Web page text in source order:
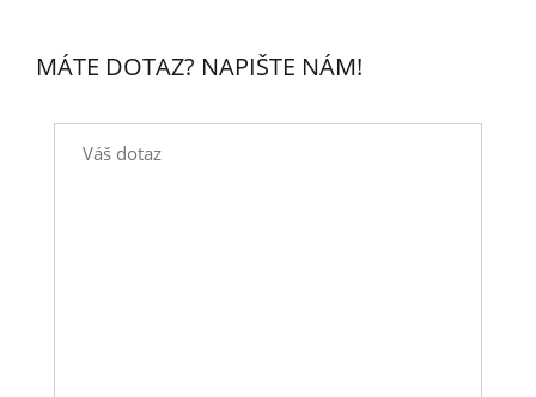
MÁTE DOTAZ? NAPIŠTE NÁM!